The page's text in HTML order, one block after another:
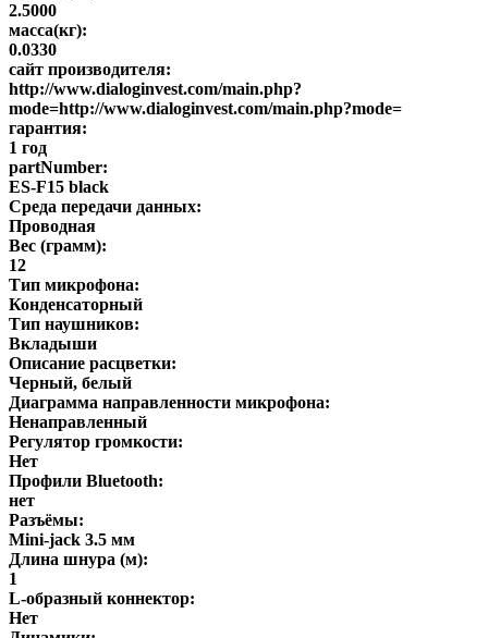
2.5000
масса(кг):
0.0330
сайт производителя:
http://www.dialoginvest.com/main.php?
mode=http://www.dialoginvest.com/main.php?mode=
гарантия:
1 год
partNumber:
ES-F15 black
Среда передачи данных:
Проводная
Вес (грамм):
12
Тип микрофона:
Конденсаторный
Тип наушников:
Вкладыши
Описание расцветки:
Черный, белый
Диаграмма направленности микрофона:
Ненаправленный
Регулятор громкости:
Нет
Профили Bluetooth:
нет
Разъёмы:
Mini-jack 3.5 мм
Длина шнура (м):
1
L-образный коннектор:
Нет